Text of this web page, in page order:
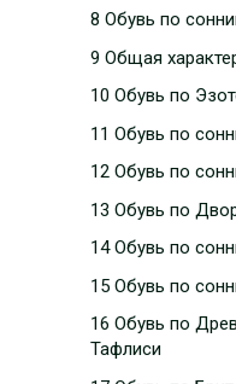
8 Обувь по
9 Общая
10 Обувь по
11 Обувь по
12 Обувь по
13 Обувь по
14 Обувь по
15 Обувь по
16 Обувь по
Тафлиси